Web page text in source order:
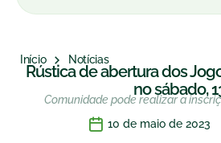
Início Notícias
Rústica de abertura dos
no sábado,
Comunidade pode realizar a
10 de maio de 2023